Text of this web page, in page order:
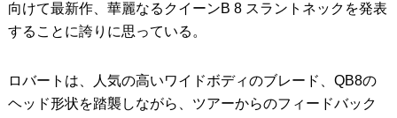
向けて最新作、華麗なるクイーンB 8 スラントネックを発表
することに誇りに思っている。
ロバートは、人気の高いワイドボディのブレード、QB8の
ヘッド形状を踏襲しながら、ツアーからのフィードバック